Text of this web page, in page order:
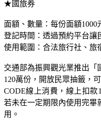
★國旅券
面額、數量：每份面額1000
登記時間：透過預約平台讓
使用範圍：合法旅行社、旅
交通部為振興觀光業推出「
120萬份，開放民眾抽籤，
CODE線上消費，線上扣款
若未在一定期限內使用完畢
用。